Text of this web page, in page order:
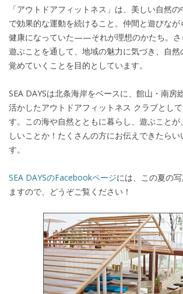
「アウトドアフィットネス」は、美しい自然
で効果的な運動を続けること。仲間と遊びなが
健康になっていた——それが理想のかたち。さ
遊ぶことを通して、地域の魅力に気づき、自然
覚めていくことを目的としています。
SEA DAYSは北条海岸をベースに、館山・南房
活かしたアウトドアフィットネス クラブとし
す。この海や自然とともに暮らし、遊ぶことが
しいことか！たくさんの方にお伝えできたらい
す。
SEA DAYSのFacebookページには、この夏の
ますので、どうぞご覧ください！